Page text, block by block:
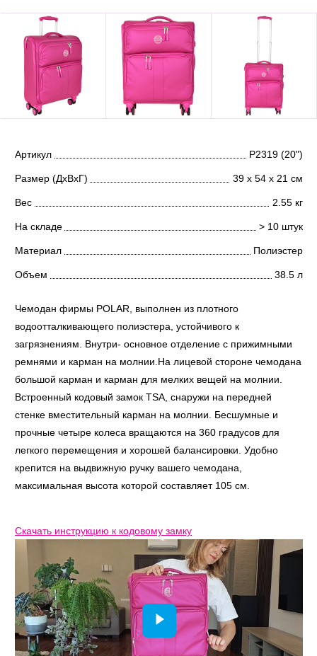
Артикул Р2319 (20")
Размер (ДхВхГ) 39 х 54 х 21 см
Вес 2.55 кг
На складе > 10 штук
Материал Полиэстер
Объем 38.5 л
Чемодан фирмы POLAR, выполнен из плотного
водоотталкивающего полиэстера, устойчивого к
загрязнениям. Внутри- основное отделение с прижимными
ремнями и карман на молнии.На лицевой стороне чемодана
большой карман и карман для мелких вещей на молнии.
Встроенный кодовый замок TSA, снаружи на передней
стенке вместительный карман на молнии. Бесшумные и
прочные четыре колеса вращаются на 360 градусов для
легкого перемещения и хорошей балансировки. Удобно
крепится на выдвижную ручку вашего чемодана,
максимальная высота которой составляет 105 см.
Скачать инструкцию к кодовому замку